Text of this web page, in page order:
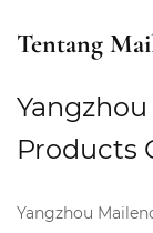
perawatan
kantor
gudang, pusat
Tentang
Products
Yangzhou